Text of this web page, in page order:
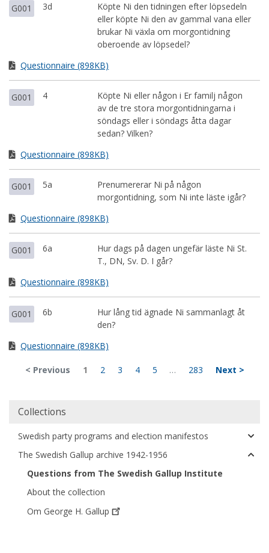
G001 3d
Köpte Ni den tidningen efter löpsedeln
eller köpte Ni den av gammal vana eller
brukar Ni växla om morgontidning
oberoende av löpsedel?
Questionnaire (898KB)
G001 4
Köpte Ni eller någon i Er familj någon
av de tre stora morgontidningarna i
söndags eller i söndags åtta dagar
sedan? Vilken?
Questionnaire (898KB)
G001 5a
Prenumererar Ni på någon
morgontidning, som Ni inte läste igår?
Questionnaire (898KB)
G001 6a
Hur dags på dagen ungefär läste Ni St.
T., DN, Sv. D. I går?
Questionnaire (898KB)
G001 6b
Hur lång tid ägnade Ni sammanlagt åt
den?
Questionnaire (898KB)
< Previous 1 2 3 4 5 … 283 Next >
Collections
Swedish party programs and election manifestos
The Swedish Gallup archive 1942-1956
Questions from The Swedish Gallup Institute
About the collection
Om George H. Gallup